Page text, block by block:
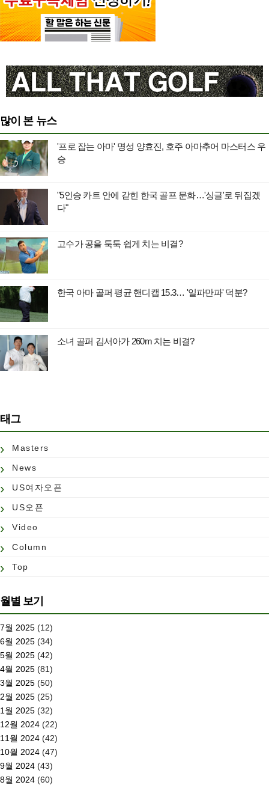
많이 본 뉴스
'프로 잡는 아마' 명성 양효진, 호주 아마추어 마스터스 우
승
"5인승 카트 안에 갇힌 한국 골프 문화…'싱글'로 뒤집겠
다"
고수가 공을 툭툭 쉽게 치는 비결?
한국 아마 골퍼 평균 핸디캡 15.3… '일파만파' 덕분?
소녀 골퍼 김서아가 260m 치는 비결?
태그
Masters
News
US여자오픈
US오픈
Video
Column
Top
월별 보기
7월 2025 (12)
6월 2025 (34)
5월 2025 (42)
4월 2025 (81)
3월 2025 (50)
2월 2025 (25)
1월 2025 (32)
12월 2024 (22)
11월 2024 (42)
10월 2024 (47)
9월 2024 (43)
8월 2024 (60)